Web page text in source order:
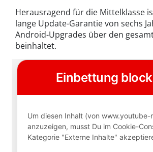
Herausragend für die Mittelklasse
lange Update-Garantie von sechs
Android-Upgrades über den
beinhaltet.